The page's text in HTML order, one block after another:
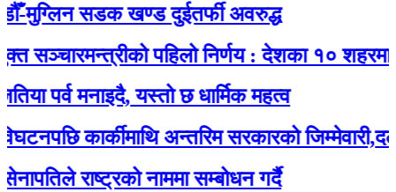
सडक खण्ड दुईतर्फी अवरुद्ध
पहिलो निर्णय : देशका १० शहरमा
मनाइदै, यस्तो छ धार्मिक महत्व
कार्कीमाथि अन्तरिम सरकारको
राष्ट्रको नाममा सम्बोधन गर्दै